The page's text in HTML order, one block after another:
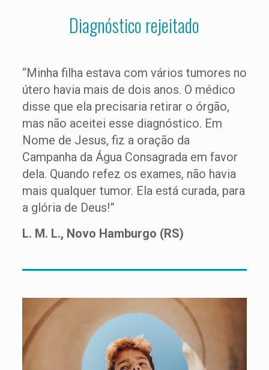
Diagnóstico rejeitado
“Minha filha estava com vários tumores no
útero havia mais de dois anos. O médico
disse que ela precisaria retirar o órgão,
mas não aceitei esse diagnóstico. Em
Nome de Jesus, fiz a oração da
Campanha da Água Consagrada em favor
dela. Quando refez os exames, não havia
mais qualquer tumor. Ela está curada, para
a glória de Deus!”
L. M. L., Novo Hamburgo (RS)